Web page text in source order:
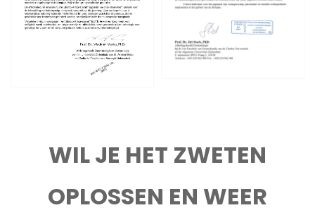
WIL JE HET ZWETEN
OPLOSSEN EN WEER